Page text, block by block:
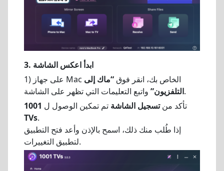
3. ابدأاعكس الشاشة
1) على جهاز Mac الخاص بك، انقر فوق“ماك إلى
التلفزيون”واتبع التعليمات التي تظهر على الشاشة.
تأكد منتسجيل الشاشة تم تمكين الوصول ل 1001
TVs.
إذا طُلب منك ذلك، اسمح بالإذن وأعد فتح التطبيق
لتطبيق التغييرات.